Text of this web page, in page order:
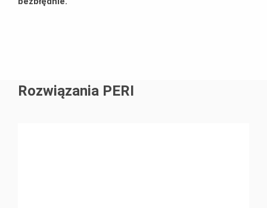
Rozwiązania PERI